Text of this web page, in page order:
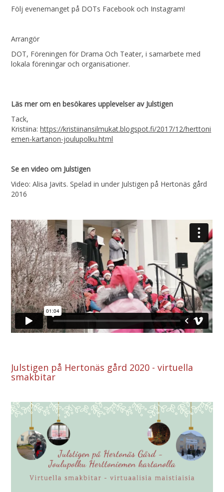
Följ evenemanget på DOTs Facebook och Instagram!
Arrangör
DOT, Föreningen för Drama Och Teater, i samarbete med
lokala föreningar och organisationer.
Läs mer om en besökares upplevelser av Julstigen
Tack,
Kristiina:https://kristiinansilmukat.blogspot.fi/2017/12/herttoni
emen-kartanon-joulupolku.html
Se en video om Julstigen
Video: Alisa Javits. Spelad in under Julstigen på Hertonäs gård
2016
Julstigen på Hertonäs gård 2020 -virtuella
smakbitar